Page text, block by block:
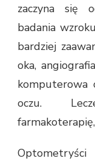
zaczyna się
badania
bardziej
oka,
komputerowa
oczu.